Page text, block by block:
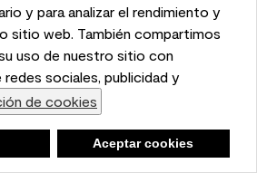
to enhance user experience
and traffic on our website.
about your use of our site
advertising, and analytics
Accept Cookies
y para analizar el rendimiento y
sitio web. También compartimos
uso de nuestro sitio con
sociales, publicidad y
de cookies
Aceptar cookies
Ask a question